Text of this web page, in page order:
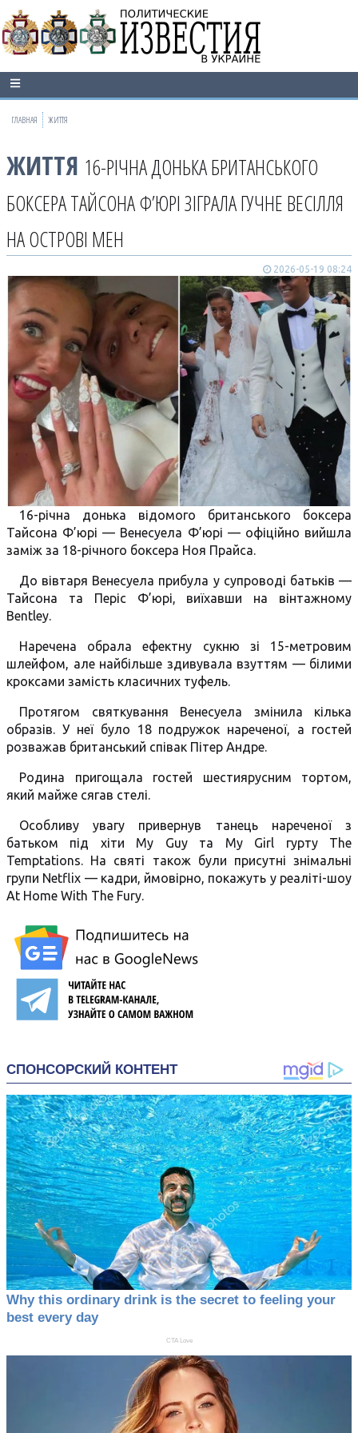
ГЛАВНАЯ ЖИТТЯ
ЖИТТЯ 16-РІЧНА ДОНЬКА БРИТАНСЬКОГО
БОКСЕРА ТАЙСОНА Ф’ЮРІ ЗІГРАЛА ГУЧНЕ ВЕСІЛЛЯ
НА ОСТРОВІ МЕН
2026-05-19 08:24
16-річна донька відомого британського боксера
Тайсона Ф’юрі — Венесуела Ф’юрі — офіційно вийшла
заміж за 18-річного боксера Ноя Прайса.
До вівтаря Венесуела прибула у супроводі батьків —
Тайсона та Періс Ф’юрі, виїхавши на вінтажному
Bentley.
Наречена обрала ефектну сукню зі 15-метровим
шлейфом, але найбільше здивувала взуттям — білими
кроксами замість класичних туфель.
Протягом святкування Венесуела змінила кілька
образів. У неї було 18 подружок нареченої, а гостей
розважав британський співак Пітер Андре.
Родина пригощала гостей шестиярусним тортом,
який майже сягав стелі.
Особливу увагу привернув танець нареченої з
батьком під хіти My Guy та My Girl гурту The
Temptations. На святі також були присутні знімальні
групи Netflix — кадри, ймовірно, покажуть у реаліті-шоу
At Home With The Fury.